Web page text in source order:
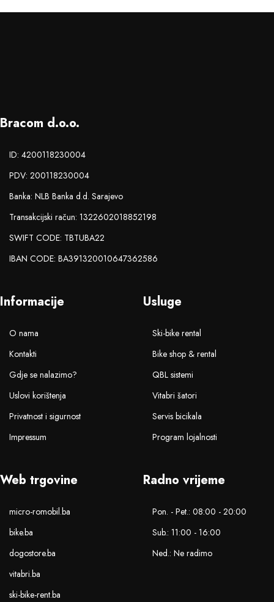
Bracom d.o.o.
ID: 4200118230004
PDV: 200118230004
Banka: NLB Banka d.d. Sarajevo
Transakcijski račun: 1322602018852198
SWIFT CODE: TBTUBA22
IBAN CODE: BA391320010647362586
Informacije
O nama
Kontakti
Gdje se nalazimo?
Uslovi korištenja
Privatnost i sigurnost
Impressum
Usluge
Ski-bike rental
Bike shop & rental
QBL sistemi
Vitabri šatori
Servis bicikala
Program lojalnosti
Web trgovine
micro-romobil.ba
bike.ba
dogostore.ba
vitabri.ba
ski-bike-rent.ba
Radno vrijeme
Pon. - Pet.: 08:00 - 20:00
Sub.: 11:00 - 16:00
Ned.: Ne radimo